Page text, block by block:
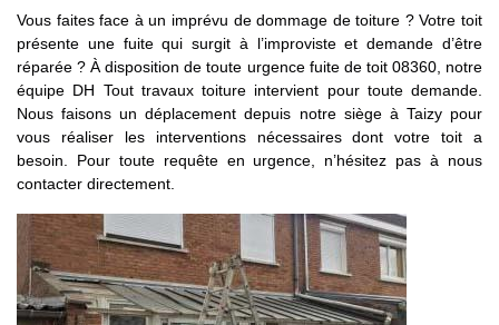
Vous faites face à un imprévu de dommage de toiture ? Votre toit
présente une fuite qui surgit à l’improviste et demande d’être
réparée ? À disposition de toute urgence fuite de toit 08360, notre
équipe DH Tout travaux toiture intervient pour toute demande.
Nous faisons un déplacement depuis notre siège à Taizy pour
vous réaliser les interventions nécessaires dont votre toit a
besoin. Pour toute requête en urgence, n’hésitez pas à nous
contacter directement.